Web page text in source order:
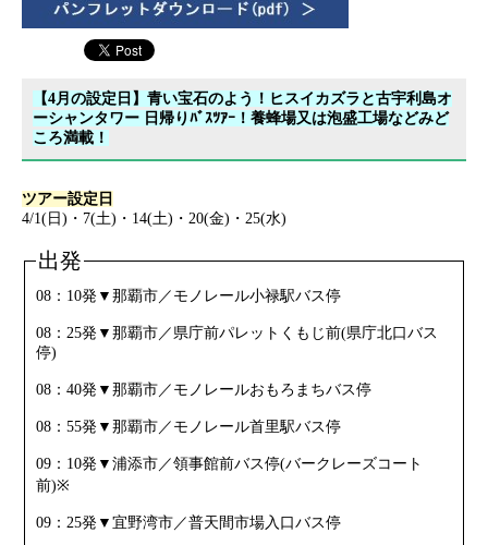
【4月の設定日】青い宝石のよう！ヒスイカズラと古宇利島オ
ーシャンタワー 日帰りﾊﾞｽﾂｱｰ！養蜂場又は泡盛工場などみど
ころ満載！
ツアー設定日
4/1(日)・7(土)・14(土)・20(金)・25(水)
出発
08：10発▼那覇市／モノレール小禄駅バス停
08：25発▼那覇市／県庁前パレットくもじ前(県庁北口バス
停)
08：40発▼那覇市／モノレールおもろまちバス停
08：55発▼那覇市／モノレール首里駅バス停
09：10発▼浦添市／領事館前バス停(バークレーズコート
前)※
09：25発▼宜野湾市／普天間市場入口バス停